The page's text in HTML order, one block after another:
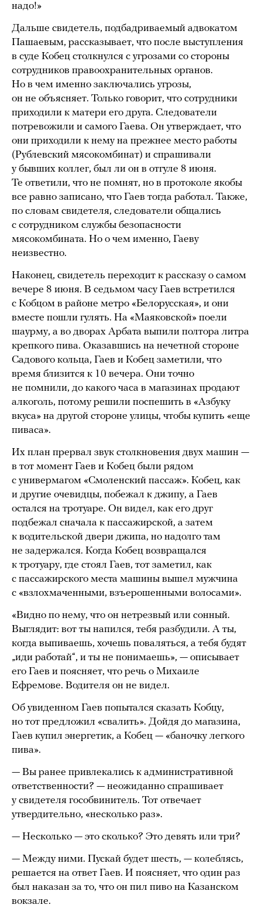
надо!»
Дальше свидетель, подбадриваемый адвокатом
Пашаевым, рассказывает, что после выступления
в суде Кобец столкнулся с угрозами со стороны
сотрудников правоохранительных органов.
Но в чем именно заключались угрозы,
он не объясняет. Только говорит, что сотрудники
приходили к матери его друга. Следователи
потревожили и самого Гаева. Он утверждает, что
они приходили к нему на прежнее место работы
(Рублевский мясокомбинат) и спрашивали
у бывших коллег, был ли он в отгуле 8 июня.
Те ответили, что не помнят, но в протоколе якобы
все равно записано, что Гаев тогда работал. Также,
по словам свидетеля, следователи общались
с сотрудником службы безопасности
мясокомбината. Но о чем именно, Гаеву
неизвестно.
Наконец, свидетель переходит к рассказу о самом
вечере 8 июня. В седьмом часу Гаев встретился
с Кобцом в районе метро «Белорусская», и они
вместе пошли гулять. На «Маяковской» поели
шаурму, а во дворах Арбата выпили полтора литра
крепкого пива. Оказавшись на нечетной стороне
Садового кольца, Гаев и Кобец заметили, что
время близится к 10 вечера. Они точно
не помнили, до какого часа в магазинах продают
алкоголь, потому решили поспешить в «Азбуку
вкуса» на другой стороне улицы, чтобы купить «еще
пиваса».
Их план прервал звук столкновения двух машин —
в тот момент Гаев и Кобец были рядом
с универмагом «Смоленский пассаж». Кобец, как
и другие очевидцы, побежал к джипу, а Гаев
остался на тротуаре. Он видел, как его друг
подбежал сначала к пассажирской, а затем
к водительской двери джипа, но надолго там
не задержался. Когда Кобец возвращался
к тротуару, где стоял Гаев, тот заметил, как
с пассажирского места машины вышел мужчина
с «взлохмаченными, взъерошенными волосами».
«Видно по нему, что он нетрезвый или сонный.
Выглядит: вот ты напился, тебя разбудили. А ты,
когда выпиваешь, хочешь поваляться, а тебя будят
„иди работай“, и ты не понимаешь», — описывает
его Гаев и поясняет, что речь о Михаиле
Ефремове. Водителя он не видел.
Об увиденном Гаев попытался сказать Кобцу,
но тот предложил «свалить». Дойдя до магазина,
Гаев купил энергетик, а Кобец — «баночку легкого
пива».
— Вы ранее привлекались к административной
ответственности? — неожиданно спрашивает
у свидетеля гособвинитель. Тот отвечает
утвердительно, «несколько раз».
— Несколько — это сколько? Это девять или три?
— Между ними. Пускай будет шесть, — колеблясь,
решается на ответ Гаев. И поясняет, что один раз
был наказан за то, что он пил пиво на Казанском
вокзале.